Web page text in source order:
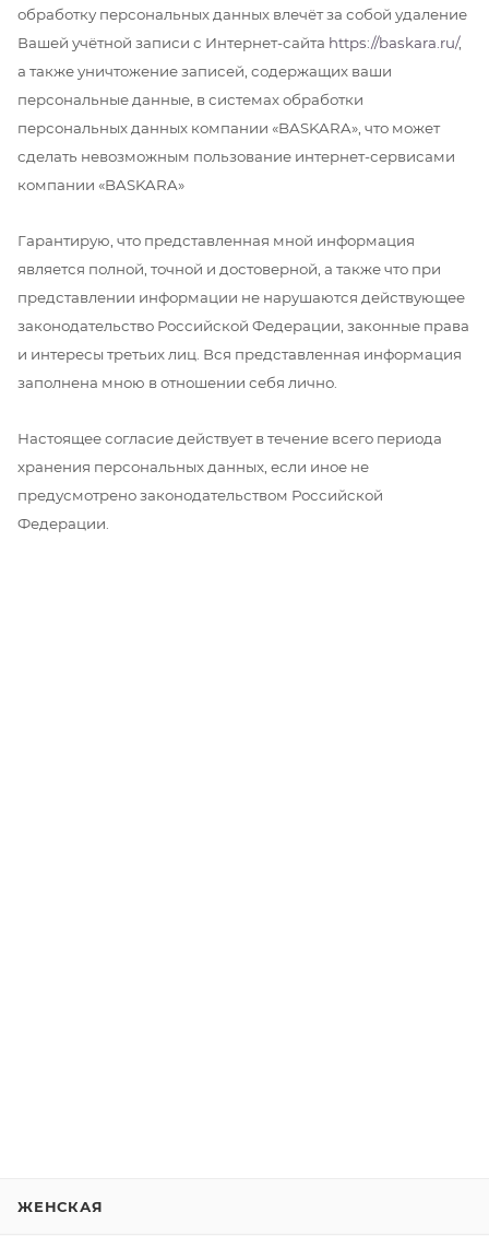
обработку персональных данных влечёт за собой удаление
Вашей учётной записи с Интернет-сайта https://baskara.ru/,
а также уничтожение записей, содержащих ваши
персональные данные, в системах обработки
персональных данных компании «BASKARA», что может
сделать невозможным пользование интернет-сервисами
компании «BASKARA»
Гарантирую, что представленная мной информация
является полной, точной и достоверной, а также что при
представлении информации не нарушаются действующее
законодательство Российской Федерации, законные права
и интересы третьих лиц. Вся представленная информация
заполнена мною в отношении себя лично.
Настоящее согласие действует в течение всего периода
хранения персональных данных, если иное не
предусмотрено законодательством Российской
Федерации.
ЖЕНСКАЯ